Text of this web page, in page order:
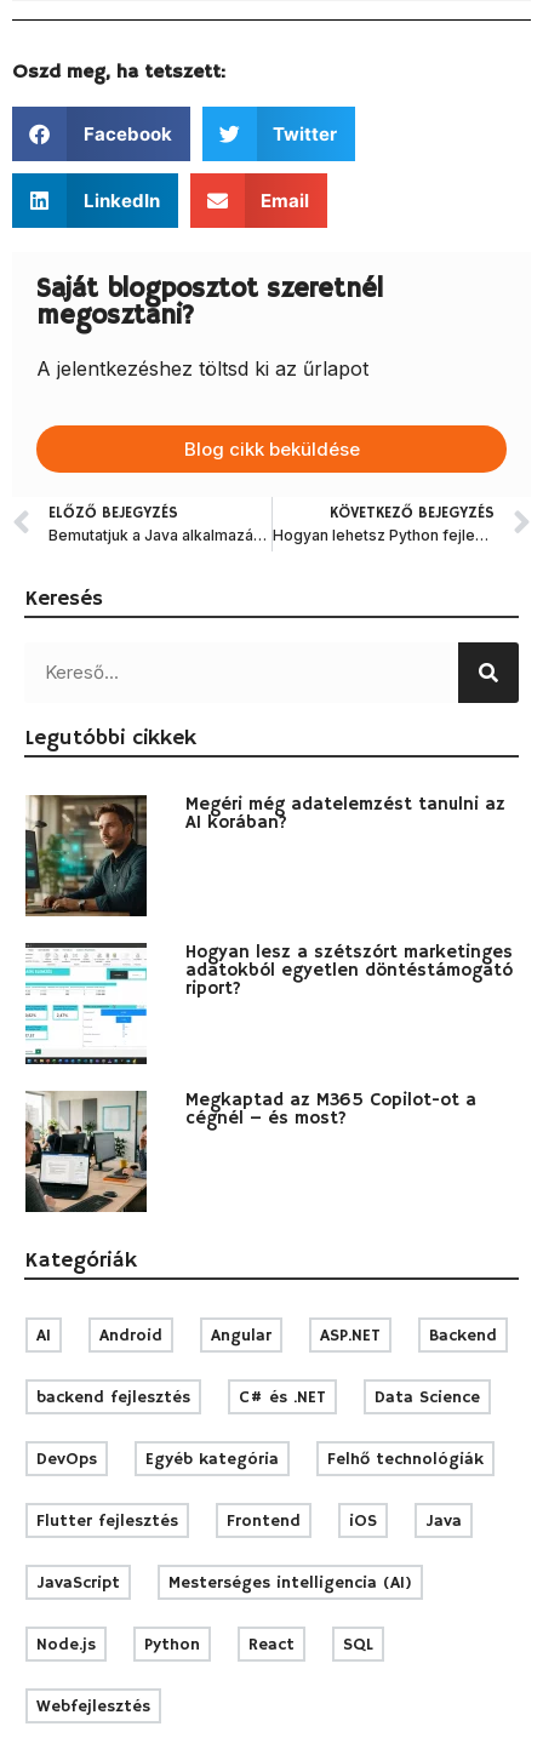
Oszd meg, ha tetszett:
Facebook Twitter
LinkedIn Email
Saját blogposztot szeretnél
megosztani?
A jelentkezéshez töltsd ki az űrlapot
Blog cikk beküldése
ELŐZŐ BEJEGYZÉS
Bemutatjuk a Java alkalmazásfejlesztés alaplépéseit
KÖVETKEZŐ BEJEGYZÉS
Hogyan lehetsz Python fejlesztő?
Keresés
Legutóbbi cikkek
Megéri még adatelemzést tanulni az
AI korában?
Hogyan lesz a szétszórt marketinges
adatokból egyetlen döntéstámogató
riport?
Megkaptad az M365 Copilot-ot a
cégnél – és most?
Kategóriák
AI Android Angular ASP.NET Backend
backend fejlesztés C# és .NET Data Science
DevOps Egyéb kategória Felhő technológiák
Flutter fejlesztés Frontend iOS Java
JavaScript Mesterséges intelligencia (AI)
Node.js Python React SQL
Webfejlesztés